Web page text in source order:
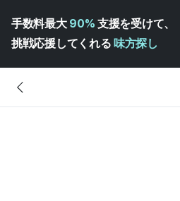
手数料最大 90% 支援を受けて、
挑戦応援してくれる 味方探し